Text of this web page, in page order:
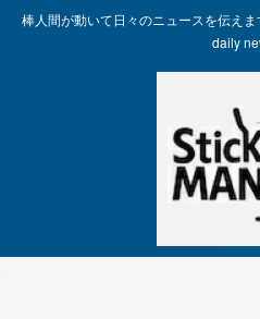
棒人間が動いて日々のニュースを伝え
daily